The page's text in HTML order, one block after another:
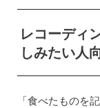
レコーディ
しみたい人
「食べたものを